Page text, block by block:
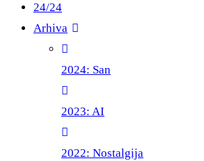
24/24
Arhiva
2024: San
2023: AI
2022: Nostalgija